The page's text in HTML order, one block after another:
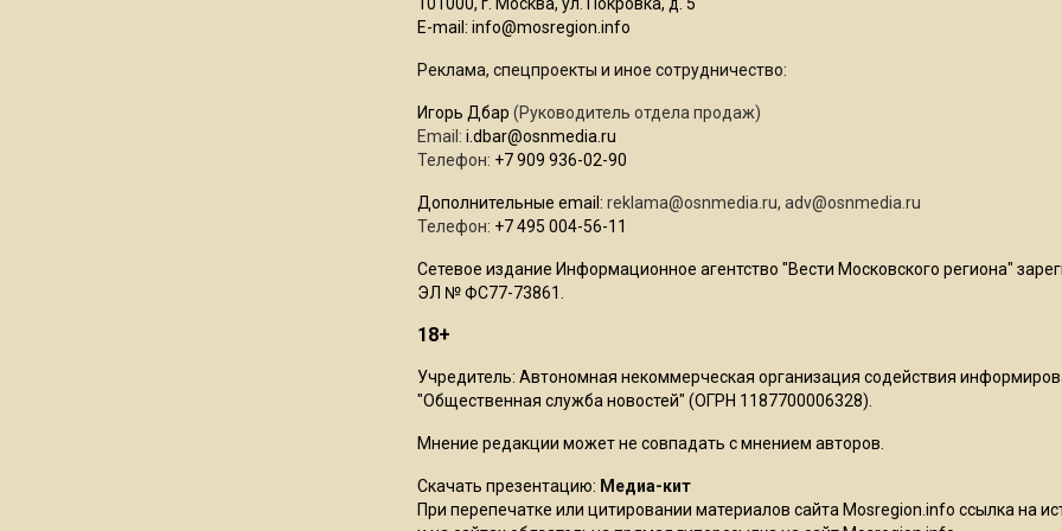
E-mail: info@mosregion.info
Реклама, спецпроекты и иное сотрудничество:
Игорь Дбар (Руководитель отдела продаж)
Email: i.dbar@osnmedia.ru
Телефон: +7 909 936-02-90
Дополнительные email: reklama@osnmedia.ru, adv@osnmedia.ru
Телефон: +7 495 004-56-11
Сетевое издание Информационное агентство "Вести Московского региона"
ЭЛ № ФС77-73861.
18+
Учредитель: Автономная некоммерческая организация содействия
"Общественная служба новостей" (ОГРН 1187700006328).
Мнение редакции может не совпадать с мнением авторов.
Скачать презентацию: Медиа-кит
При перепечатке или цитировании материалов сайта Mosregion.info ссылка на